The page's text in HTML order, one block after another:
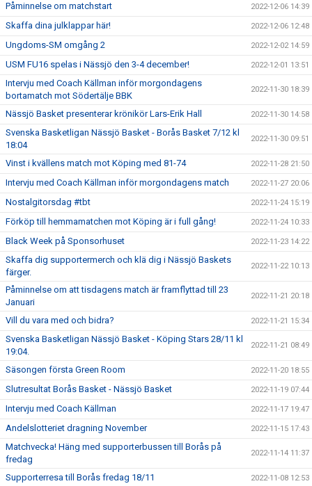
Påminnelse om matchstart 2022-12-06 14:39
Skaffa dina julklappar här! 2022-12-06 12:48
Ungdoms-SM omgång 2 2022-12-02 14:59
USM FU16 spelas i Nässjö den 3-4 december! 2022-12-01 13:51
Intervju med Coach Källman inför morgondagens
bortamatch mot Södertälje BBK
2022-11-30 18:39
Nässjö Basket presenterar krönikör Lars-Erik Hall 2022-11-30 14:58
Svenska Basketligan Nässjö Basket - Borås Basket 7/12 kl
18:04
2022-11-30 09:51
Vinst i kvällens match mot Köping med 81-74 2022-11-28 21:50
Intervju med Coach Källman inför morgondagens match 2022-11-27 20:06
Nostalgitorsdag #tbt 2022-11-24 15:19
Förköp till hemmamatchen mot Köping är i full gång! 2022-11-24 10:33
Black Week på Sponsorhuset 2022-11-23 14:22
Skaffa dig supportermerch och klä dig i Nässjö Baskets
färger.
2022-11-22 10:13
Påminnelse om att tisdagens match är framflyttad till 23
Januari
2022-11-21 20:18
Vill du vara med och bidra? 2022-11-21 15:34
Svenska Basketligan Nässjö Basket - Köping Stars 28/11 kl
19:04.
2022-11-21 08:49
Säsongen första Green Room 2022-11-20 18:55
Slutresultat Borås Basket - Nässjö Basket 2022-11-19 07:44
Intervju med Coach Källman 2022-11-17 19:47
Andelslotteriet dragning November 2022-11-15 17:43
Matchvecka! Häng med supporterbussen till Borås på
fredag
2022-11-14 11:37
Supporterresa till Borås fredag 18/11 2022-11-08 12:53